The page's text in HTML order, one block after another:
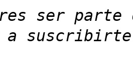
ser parte